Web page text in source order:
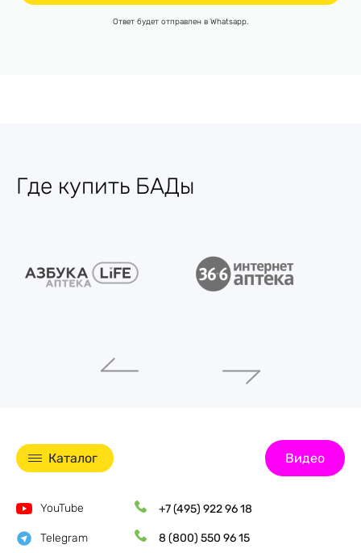
Ответ будет отправлен в Whatsapp.
Где купить БАДы
Каталог Видео
YouTube
Telegram
+7 (495) 922 96 18
8 (800) 550 96 15